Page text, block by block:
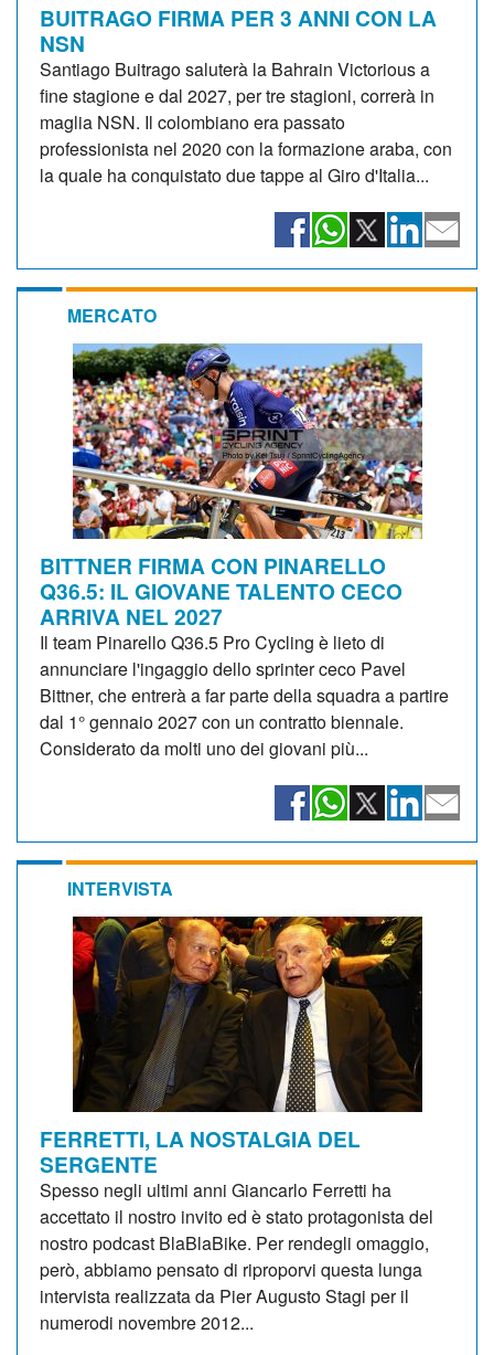
BUITRAGO FIRMA PER 3 ANNI CON LA
NSN
Santiago Buitrago saluterà la Bahrain Victorious a
fine stagione e dal 2027, per tre stagioni, correrà in
maglia NSN. Il colombiano era passato
professionista nel 2020 con la formazione araba, con
la quale ha conquistato due tappe al Giro d'Italia...
MERCATO
BITTNER FIRMA CON PINARELLO
Q36.5: IL GIOVANE TALENTO CECO
ARRIVA NEL 2027
Il team Pinarello Q36.5 Pro Cycling è lieto di
annunciare l'ingaggio dello sprinter ceco Pavel
Bittner, che entrerà a far parte della squadra a partire
dal 1° gennaio 2027 con un contratto biennale.
Considerato da molti uno dei giovani più...
INTERVISTA
FERRETTI, LA NOSTALGIA DEL
SERGENTE
Spesso negli ultimi anni Giancarlo Ferretti ha
accettato il nostro invito ed è stato protagonista del
nostro podcast BlaBlaBike. Per rendegli omaggio,
però, abbiamo pensato di riproporvi questa lunga
intervista realizzata da Pier Augusto Stagi per il
numerodi novembre 2012...